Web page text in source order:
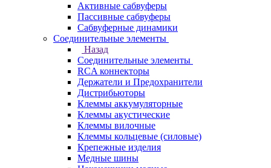
Активные сабвуферы
Пассивные сабвуферы
Сабвуферные динамики
Соединительные элементы
Назад
Соединительные элементы
RCA коннекторы
Держатели и Предохранители
Дистрибьюторы
Клеммы аккумуляторные
Клеммы акустические
Клеммы вилочные
Клеммы кольцевые (силовые)
Крепежные изделия
Медные шины